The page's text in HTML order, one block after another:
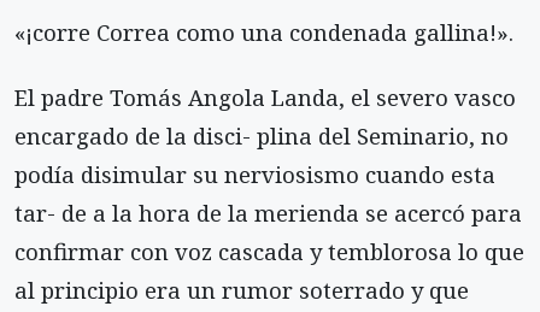
«¡corre Correa como una condenada gallina!».
El padre Tomás Angola Landa, el severo vasco
encargado de la disci- plina del Seminario, no
podía disimular su nerviosismo cuando esta
tar- de a la hora de la merienda se acercó para
confirmar con voz cascada y temblorosa lo que
al principio era un rumor soterrado y que